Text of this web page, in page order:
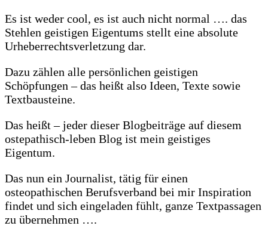
Es ist weder cool, es ist auch nicht normal …. das
Stehlen geistigen Eigentums stellt eine absolute
Urheberrechtsverletzung dar.
Dazu zählen alle persönlichen geistigen
Schöpfungen – das heißt also Ideen, Texte sowie
Textbausteine.
Das heißt – jeder dieser Blogbeiträge auf diesem
ostepathisch-leben Blog ist mein geistiges
Eigentum.
Das nun ein Journalist, tätig für einen
osteopathischen Berufsverband bei mir Inspiration
findet und sich eingeladen fühlt, ganze Textpassagen
zu übernehmen ….